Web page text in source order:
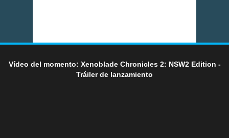
Vídeo del momento: Xenoblade Chronicles 2: NSW2 Edition -
Tráiler de lanzamiento